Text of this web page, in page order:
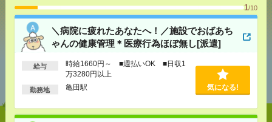
1/10
＼病院に疲れたあなたへ！／施設でおばあち
ゃんの健康管理＊医療行為ほぼ無し[派遣]
給与
時給1660円～ ■週払いOK ■日収1
万3280円以上
勤務地 亀田駅 気になる!
シェア ツイート ブックマーク
あなたの閲覧履歴からの
おすすめ